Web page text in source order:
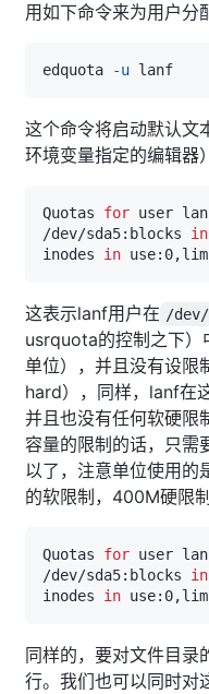
用如下命令来为用户分
edquota -u
这个命令将启动默认文
环境变量指定的编辑器
Quotas for
/dev/sda5:blocks in
inodes in
这表示lanf用户在 /
usrquota的控制之下）
单位），并且没有设限
hard），同样，lanf在
并且也没有任何软硬限
容量的限制的话，只
以了，注意单位使用的
的软限制，400M硬限
Quotas for
/dev/sda5:blocks in
inodes in
同样的，要对文件目录
行。我们也可以同时对